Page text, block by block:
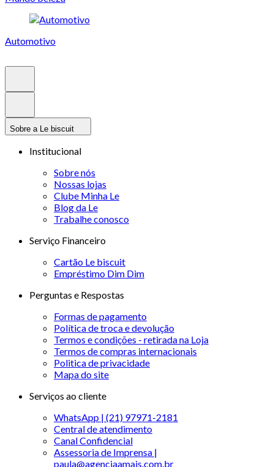
Automotivo
Sobre a Le biscuit
Institucional
Sobre nós
Nossas lojas
Clube Minha Le
Blog da Le
Trabalhe conosco
Serviço Financeiro
Cartão Le biscuit
Empréstimo Dim Dim
Perguntas e Respostas
Formas de pagamento
Política de troca e devolução
Termos e condições - retirada na Loja
Termos de compras internacionais
Politica de privacidade
Mapa do site
Serviços ao cliente
WhatsApp | (21) 97971-2181
Central de atendimento
Canal Confidencial
Assessoria de Imprensa |
paula@agenciaamais.com.br